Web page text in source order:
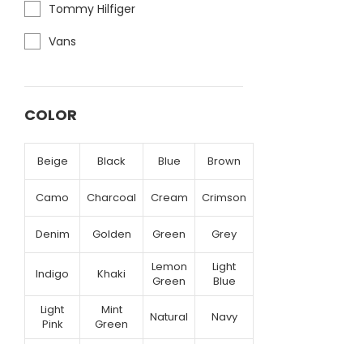
Tommy Hilfiger
Vans
COLOR
Beige Black Blue Brown
Camo Charcoal Cream Crimson
Denim Golden Green Grey
Indigo Khaki
Lemon
Green
Light
Blue
Light
Pink
Mint
Green
Natural Navy